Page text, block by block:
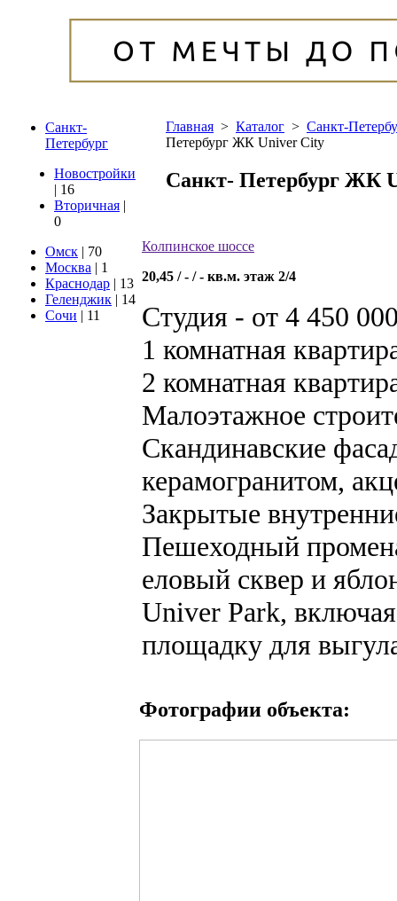
Санкт-
Петербург
Новостройки
| 16
Вторичная |
0
Омск | 70
Москва | 1
Краснодар | 13
Геленджик | 14
Сочи | 11
Главная > Каталог > Санкт-
Петербург ЖК Univer City
Санкт- Петербург ЖК
Колпинское шоссе
20,45 / - / - кв.м. этаж 2/4
Студия - от 4 450
1 комнатная
2 комнатная
Малоэтажное
Скандинавские
керамогранитом,
Закрытые
Пешеходный
еловый сквер и
Univer Park,
площадку для
Фотографии объекта: